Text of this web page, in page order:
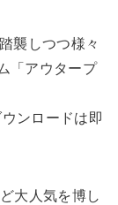
襲しつつ様々
「アウタープ
ンロードは即
大人気を博し